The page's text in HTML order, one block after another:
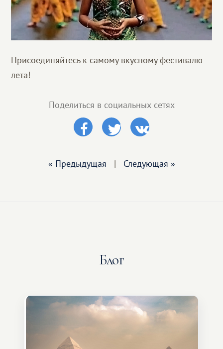
Присоединяйтесь к самому вкусному фестивалю
лета!
Поделиться в социальных сетях
« Предыдущая | Следующая »
Блог